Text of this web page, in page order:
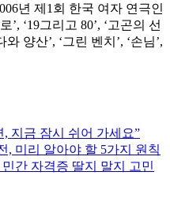
년 제1회 한국 여자 연극인
‘19그리고 80’, ‘고곤의 선
와 양산’, ‘그린 벤치’, ‘손님’,
지금 잠시 쉬어 가세요”
, 미리 알아야 할 5가지 원칙
간 자격증 딸지 말지 고민